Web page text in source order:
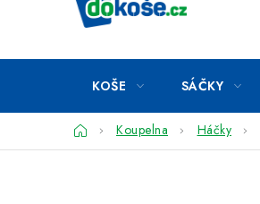
KOŠE SÁČKY
DomůKoupelna Háčky